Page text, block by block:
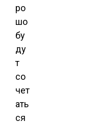
ро
шо
бу
ду
т
со
чет
ать
ся